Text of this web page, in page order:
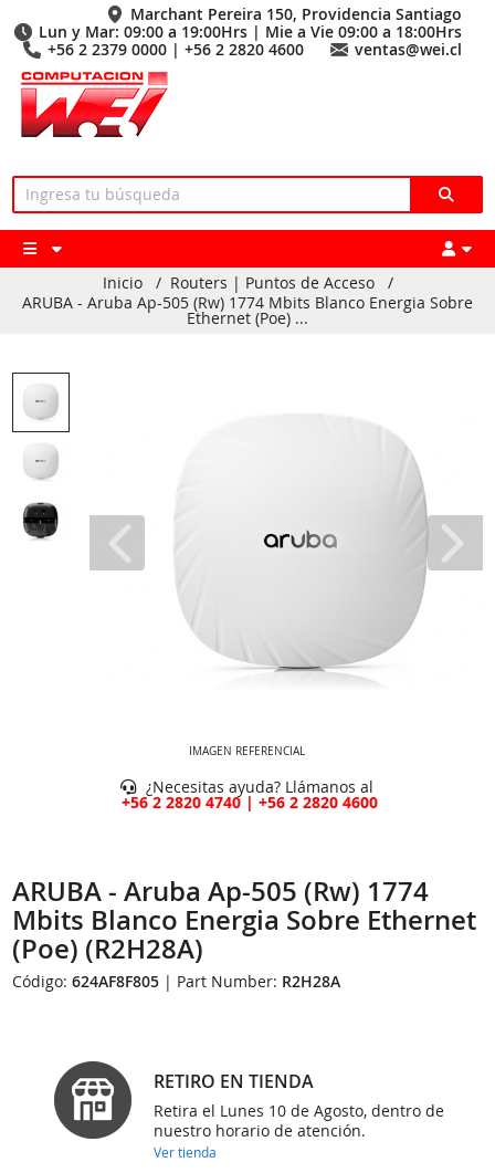
Marchant Pereira 150, Providencia Santiago
Lun y Mar: 09:00 a 19:00Hrs | Mie a Vie 09:00 a 18:00Hrs
+56 2 2379 0000 | +56 2 2820 4600
ventas@wei.cl
Inicio / Routers | Puntos de Acceso
/
ARUBA - Aruba Ap-505 (Rw) 1774 Mbits Blanco Energia Sobre
Ethernet (Poe) ...
IMAGEN REFERENCIAL
¿Necesitas ayuda? Llámanos al
+56 2 2820 4740 | +56 2 2820 4600
ARUBA - Aruba Ap-505 (Rw) 1774
Mbits Blanco Energia Sobre Ethernet
(Poe) (R2H28A)
Código:624AF8F805 | Part Number: R2H28A
RETIRO EN TIENDA
Retira el Lunes 10 de Agosto, dentro de
nuestro horario de atención.
Ver tienda